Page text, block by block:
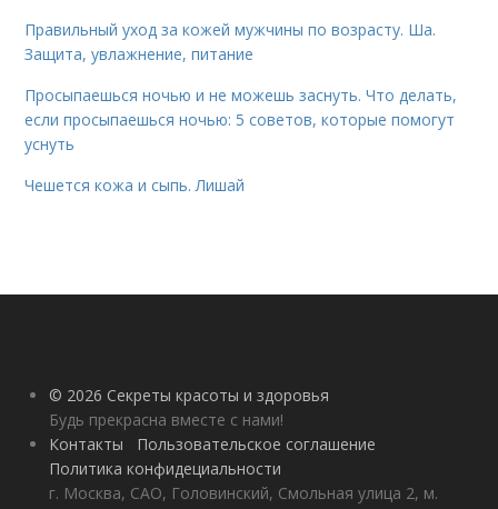
Правильный уход за кожей мужчины по возрасту. Ша.
Защита, увлажнение, питание
Просыпаешься ночью и не можешь заснуть. Что делать,
если просыпаешься ночью: 5 советов, которые помогут
уснуть
Чешется кожа и сыпь. Лишай
© 2026 Секреты красоты и здоровья
Будь прекрасна вместе с нами!
Контакты
Пользовательское соглашение
Политика конфидециальности
г. Москва, САО, Головинский, Смольная улица 2, м.